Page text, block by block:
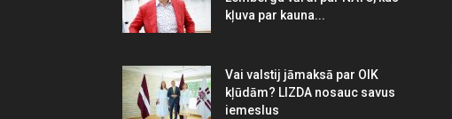
kļuva par kauna...
Vai valstij jāmaksā par OIK
kļūdām? LIZDA nosauc savus
iemeslus